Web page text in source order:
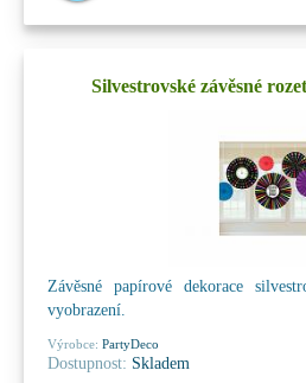
Silvestrovské závěsné
Závěsné papírové dekorace
vyobrazení.
Výrobce: PartyDeco
Dostupnost: Skladem